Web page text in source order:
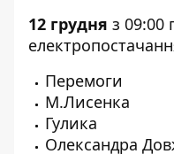
12 грудня з 09:00
Перемоги
М.Лисенка
Гулика
Олександра